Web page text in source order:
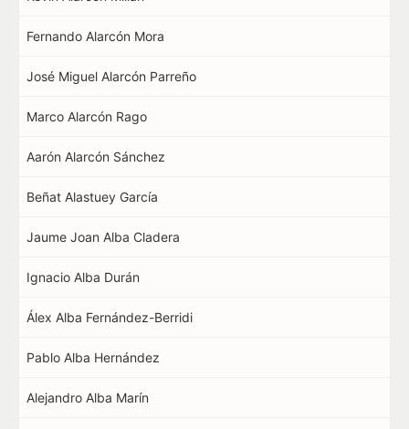
Fernando Alarcón Mora
José Miguel Alarcón Parreño
Marco Alarcón Rago
Aarón Alarcón Sánchez
Beñat Alastuey García
Jaume Joan Alba Cladera
Ignacio Alba Durán
Álex Alba Fernández-Berridi
Pablo Alba Hernández
Alejandro Alba Marín